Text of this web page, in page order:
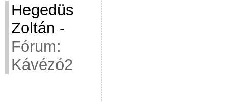
Hegedüs
Zoltán -
Fórum:
Kávézó2